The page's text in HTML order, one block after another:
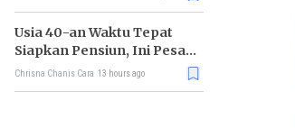
Usia 40-an Waktu Tepat
Siapkan Pensiun, Ini Pesan
Rhenald Kasali
Chrisna Chanis Cara 13 hours ago